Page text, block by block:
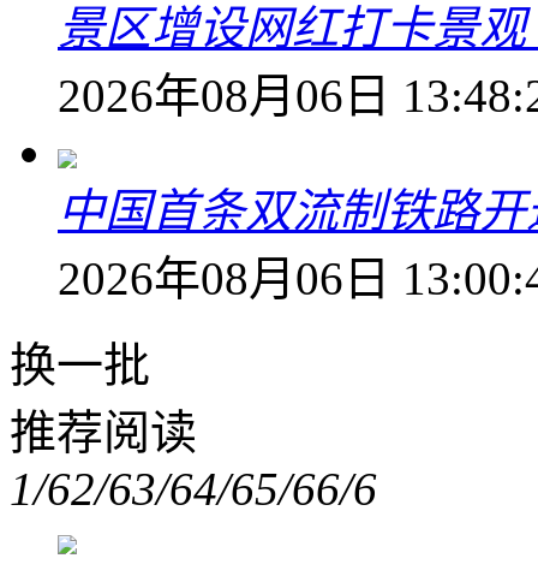
景区增设网红打卡景
2026年08月06日
中国首条双流制铁路
2026年08月06日
换一批
推荐阅读
1/62/63/64/65/66/6